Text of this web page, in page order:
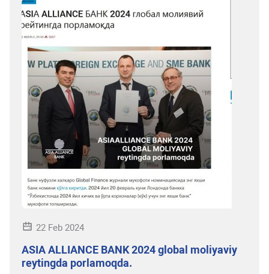
22 Feb 2024
ASIA ALLIANCE BANK 2024 global moliyaviy
reytingda porlamoqda.